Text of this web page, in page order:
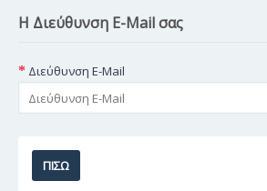
Η Διεύθυνση E-Mail σας
Διεύθυνση E-Mail
ΠΊΣΩ